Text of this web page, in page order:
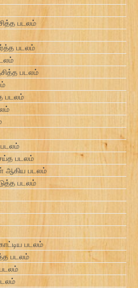
படலம்
படலம்
படலம்
படலம்
படலம்
ஆகிய படலம்
படலம்
படலம்
படலம்